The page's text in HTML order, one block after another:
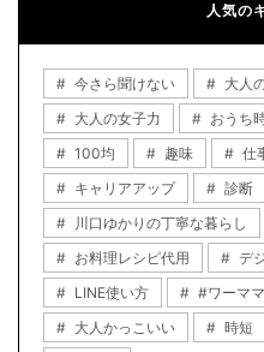
人気の
今さら聞けない 大人
大人の女子力
おうち
100均
趣味 仕
キャリアアップ
診断
川口ゆかりの丁寧な暮らし
お料理レシピ代用
デ
LINE使い方
#ワーマ
大人かっこいい
時短